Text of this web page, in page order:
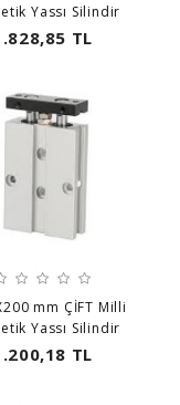
Yassı Silindir
TL
mm ÇİFT Milli
Yassı Silindir
TL